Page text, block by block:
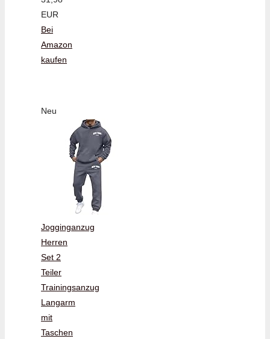
EUR
Bei
Amazon
kaufen
Neu
Jogginganzug
Herren
Set 2
Teiler
Trainingsanzug
Langarm
mit
Taschen